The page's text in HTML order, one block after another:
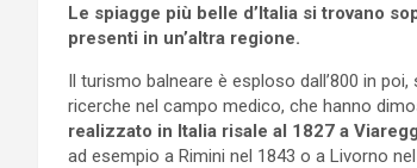
Le spiagge più belle d’Italia si trovano
presenti in un’altra regione.
Il turismo balneare è esploso dall’800 in
ricerche nel campo medico, che hanno
realizzato in Italia risale al 1827 a
ad esempio a Rimini nel 1843 o a Livorno nel